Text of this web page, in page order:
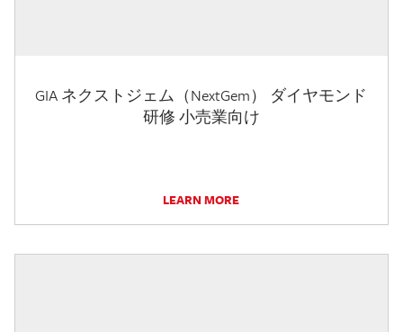
GIA ネクストジェム（NextGem） ダイヤモンド
研修 小売業向け
LEARN MORE